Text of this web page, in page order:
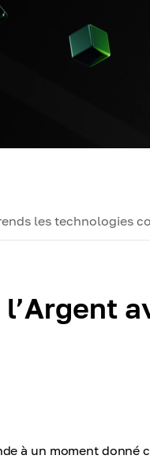
les technologies
à un moment